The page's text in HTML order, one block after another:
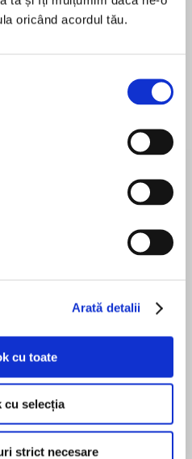
oricând acordul tău.
Arată detalii
cu toate
cu selecția
strict necesare
Atomic Habits
Stephen King